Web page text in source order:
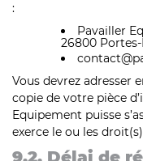
:
Pavailler
26800 Portes-
Vous devrez adresser
copie de votre pièce
Equipement puisse
exerce le ou les
9.2. Délai de